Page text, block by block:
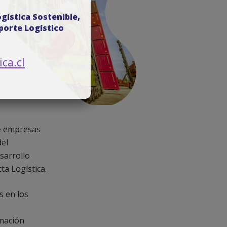
empresas
Logística.
en los
Sostenible,
Logístico